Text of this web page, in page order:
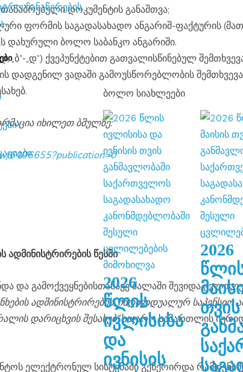
ბოლო სიახლეები
2026
წლის
ივლისისა
და
ივნისის
2026
თვის
დოკუმენტის განაშთვა;
ფორმის საგადასახადო ანგარიშ-ფაქტურის
დახურული ბოლო საბანკო ანგარიში.
დადგენილ ვადაში გამოუსწორებლობის
იხილეთ ბმულზე:
6406655?publication=0
ადმინისტრირების წესში
და გამოქვეყნებისთანავე ძალაში შევიდა
ადმინისტრირების, ინდივიდუალურ საპენსიო
დარიცხვის შესახებ“საჯარო სამართლის
ელექტრონულ სისტემაში გენერირდა